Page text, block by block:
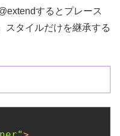
するとプレース
スタイルだけを継承する